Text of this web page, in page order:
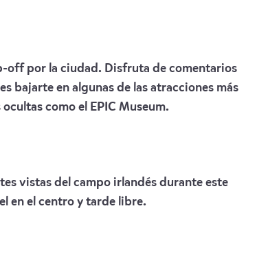
off por la ciudad. Disfruta de comentarios
bajarte en algunas de las atracciones más
como el EPIC Museum.
vistas del campo irlandés durante este
en el centro y tarde libre.